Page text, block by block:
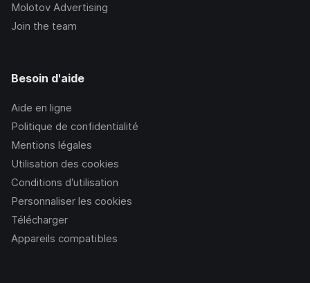
Molotov Advertising
Join the team
Besoin d'aide
Aide en ligne
Politique de confidentialité
Mentions légales
Utilisation des cookies
Conditions d’utilisation
Personnaliser les cookies
Télécharger
Appareils compatibles